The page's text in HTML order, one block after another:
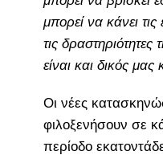
μπορεί να κάνει
τις
είναι και δικός μας
Οι νέες
φιλοξενήσουν σε
περίοδο